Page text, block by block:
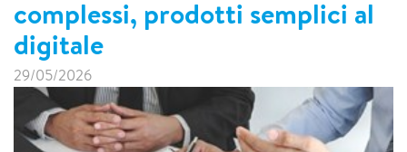
complessi, prodotti semplici al
digitale
29/05/2026